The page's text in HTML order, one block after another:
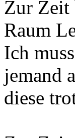
Zur Zeit
Raum
Ich
jemand
diese